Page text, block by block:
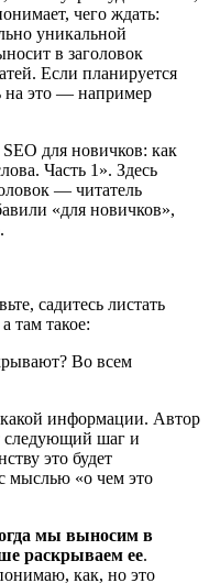
чего ждать:
уникальной
в заголовок
Если планируется
на это — например
для новичков: как
Часть 1». Здесь
— читатель
«для новичков»,
садитесь листать
там такое:
информации. Автор
следующий шаг и
это будет
мыслью «о чем это
мы выносим в
раскрываем ее.
как, но это